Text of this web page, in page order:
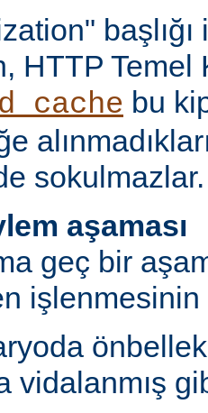
HTTP Temel
bu
sokulmazlar.
aşaması
geç bir
işlenmesinin
vidalanmış